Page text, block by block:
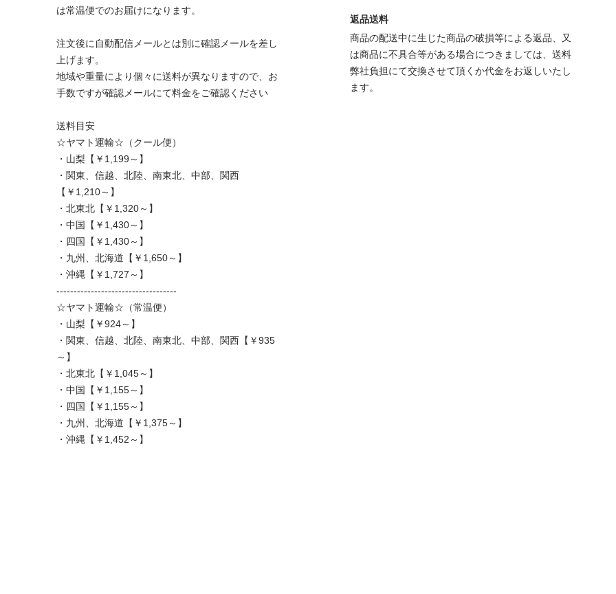
は常温便でのお届けになります。
注文後に自動配信メールとは別に確認メールを差し
上げます。
地域や重量により個々に送料が異なりますので、お
手数ですが確認メールにて料金をご確認ください
送料目安
☆ヤマト運輸☆（クール便）
・山梨【￥1,199～】
・関東、信越、北陸、南東北、中部、関西
【￥1,210～】
・北東北【￥1,320～】
・中国【￥1,430～】
・四国【￥1,430～】
・九州、北海道【￥1,650～】
・沖縄【￥1,727～】
-----------------------------------
☆ヤマト運輸☆（常温便）
・山梨【￥924～】
・関東、信越、北陸、南東北、中部、関西【￥935
～】
・北東北【￥1,045～】
・中国【￥1,155～】
・四国【￥1,155～】
・九州、北海道【￥1,375～】
・沖縄【￥1,452～】
返品送料
商品の配送中に生じた商品の破損等による返品、又
は商品に不具合等がある場合につきましては、送料
弊社負担にて交換させて頂くか代金をお返しいたし
ます。